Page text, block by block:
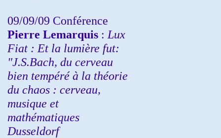
09/09/09 Conférence
Pierre Lemarquis : Lux
Fiat : Et la lumière fut:
"J.S.Bach, du cerveau
bien tempéré à la théorie
du chaos : cerveau,
musique et
mathématiques
Dusseldorf